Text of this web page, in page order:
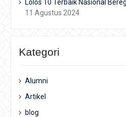
Lolos 10 Terbaik Nasional
11 Agustus 2024
Kategori
Alumni
Artikel
blog